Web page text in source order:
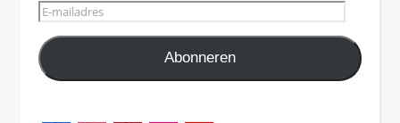
E-mailadres
Abonneren